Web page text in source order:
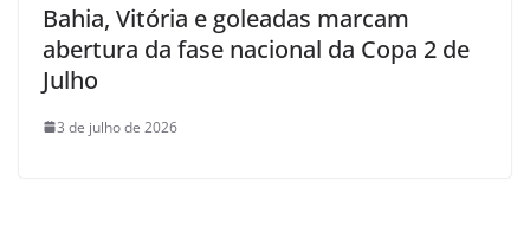
Bahia, Vitória e goleadas marcam
abertura da fase nacional da Copa 2 de
Julho
3 de julho de 2026